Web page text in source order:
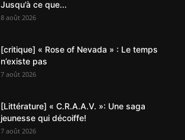
Jusqu’à ce que...
8 août 2026
[critique] « Rose of Nevada » : Le temps
n’existe pas
7 août 2026
[Littérature] « C.R.A.A.V. »: Une saga
jeunesse qui décoiffe!
7 août 2026